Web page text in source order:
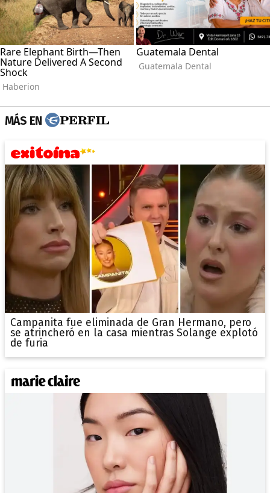
MÁS EN
Campanita fue eliminada de Gran Hermano, pero
se atrincheró en la casa mientras Solange explotó
de furia